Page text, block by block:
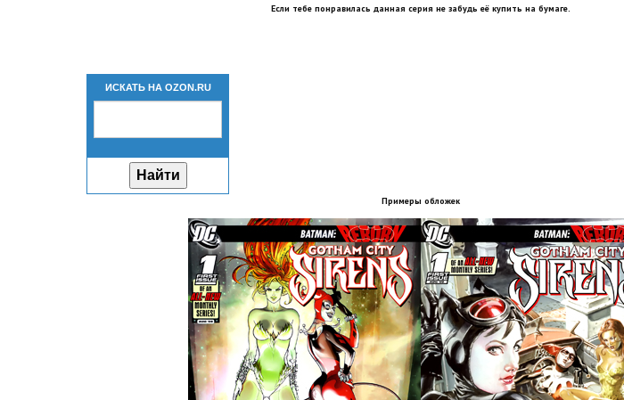
Если тебе понравилась данная серия не забудь её купить на бумаге.
ИСКАТЬ НА OZON.RU
Примеры обложек